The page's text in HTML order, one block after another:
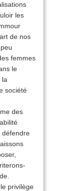
les
de nos
femmes
le
la
société
des
défendre
privilège